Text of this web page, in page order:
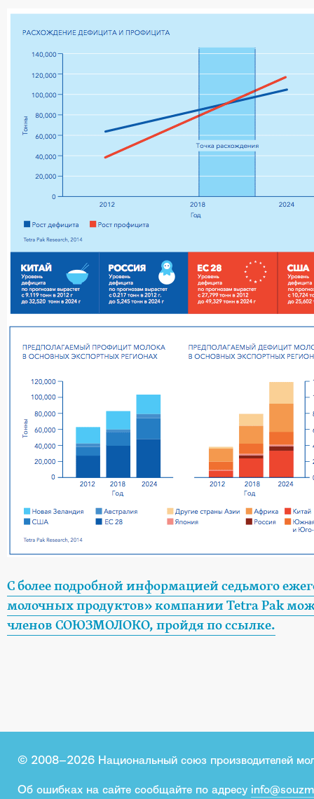
С более подробной информацией седьмого
молочных продуктов» компании Tetra Pak
членов СОЮЗМОЛОКО, пройдя по ссылке.
© 2008–2026 Национальный союз производителей
Об ошибках на сайте сообщайте по адресу